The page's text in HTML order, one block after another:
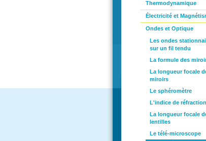
Thermodynamique
Électricité et
Ondes et Optique
Les ondes
sur un fil tendu
La formule des
La longueur focale
miroirs
Le sphéromètre
L'indice de réfraction
La longueur focale
lentilles
Le télé-microscope